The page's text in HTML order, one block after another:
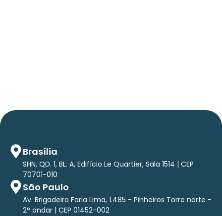
Brasília
SHN, QD. 1, BL. A, Edifício Le Quartier, Sala 1514 | CEP
70701-010
São Paulo
Av. Brigadeiro Faria Lima, 1.485 - Pinheiros Torre norte -
2° andar | CEP 01452-002